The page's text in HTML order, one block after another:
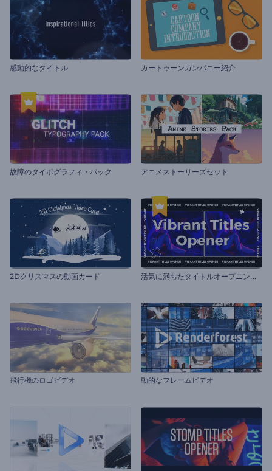
感動的なタイトル カートゥーンカンパニー紹介
故障のタイポグラフィ・パック アニメストーリーズセット
2Dクリスマスの動画カード 活
気に満ちたタイトルオープニング動画
飛行機のロゴビデオ 動的なフレームビデオ